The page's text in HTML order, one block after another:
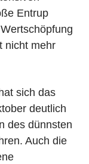
Entrup
nicht mehr
sich das
deutlich
des dünnsten
Auch die